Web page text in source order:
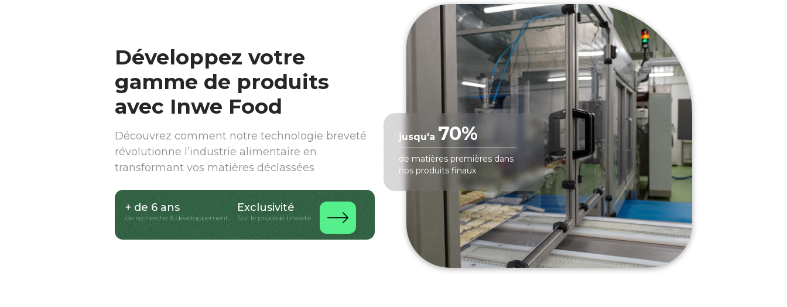
Développez votre
gamme de produits
avec Inwe Food
Découvrez comment notre technologie breveté
révolutionne l’industrie alimentaire en
transformant vos matières déclassées
+ de 6 ans
de recherche & développement
Exclusivité
Sur le procédé breveté
jusqu'a 70%
de matières premières dans
nos produits finaux